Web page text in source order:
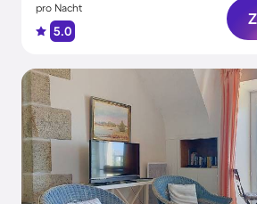
pro Nacht
5.0